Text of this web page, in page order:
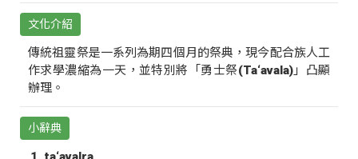
文化介紹
傳統祖靈祭是一系列為期四個月的祭典，現今配合族人工
作求學濃縮為一天，並特別將「勇士祭(Ta‘avala)」凸顯
辦理。
小辭典